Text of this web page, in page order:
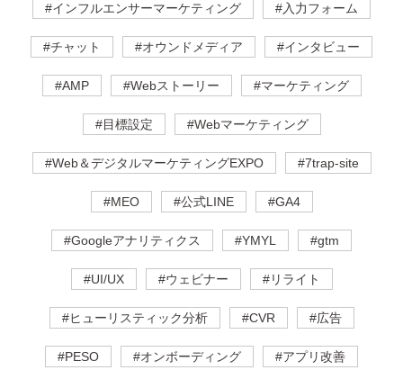
#インフルエンサーマーケティング #入力フォーム
#チャット #オウンドメディア #インタビュー
#AMP #Webストーリー #マーケティング
#目標設定 #Webマーケティング
#Web＆デジタルマーケティングEXPO #7trap-site
#MEO #公式LINE #GA4
#Googleアナリティクス #YMYL #gtm
#UI/UX #ウェビナー #リライト
#ヒューリスティック分析 #CVR #広告
#PESO #オンボーディング #アプリ改善